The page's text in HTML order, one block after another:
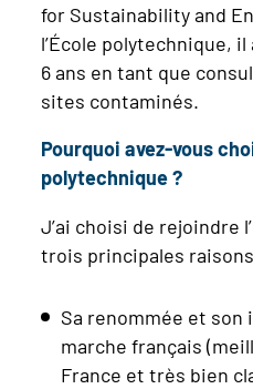
for Sustainability and
l’École polytechnique,
6 ans en tant que
sites contaminés.
Pourquoi avez-vous
polytechnique ?
J’ai choisi de rejoindre
trois principales
Sa renommée et son
marche français
France et très bien